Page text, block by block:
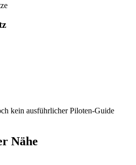
kein ausführlicher Piloten-Guide
Nähe